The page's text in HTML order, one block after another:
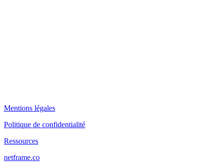
Mentions légales
Politique de confidentialité
Ressources
netframe.co